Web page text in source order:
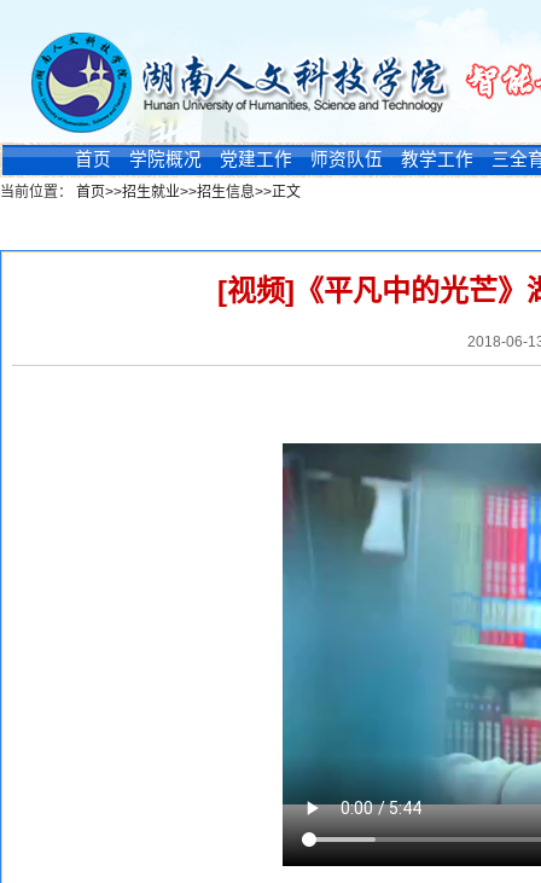
首页 学院概况 党建工作 师资队伍 教学工作 三全
当前位置： 首页>>招生就业>>招生信息>>正文
[视频]《平凡中的光芒》
2018-06-